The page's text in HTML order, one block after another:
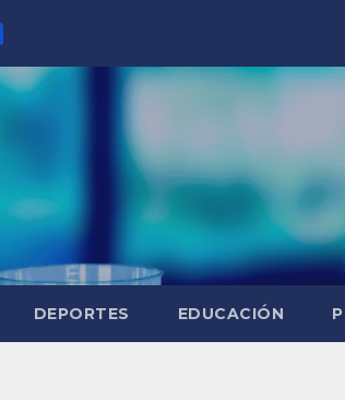
DEPORTES EDUCACIÓN